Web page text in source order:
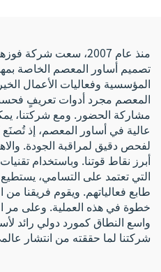
منذ عام 2007، سعت
تصميم أساور المعصم الخاصة
المؤسسية وفعاليات الأعمال
المعصم مجرد أدوات تعريفٍ
مشاركة الحضور. ومع شركتنا،
عالية في أساور المعصم، إذ
لفحص دقيق لمراقبة الجودة.
أبرز نقاط قوتنا. وباستخدام
التي تعتمد على التسامي، يستطيع
طابع فعالياتهم. ويقوم فريقنا من
خطوة في هذه العملية. وعلى مر
واسع النطاق كمورد دولي رائد
شركتنا لما حققته من انتشار